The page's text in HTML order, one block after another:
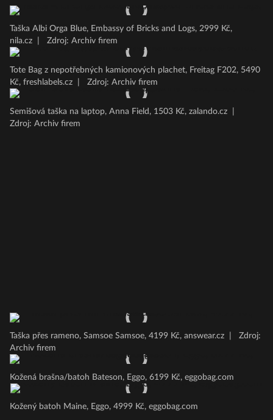
Taška Albi Orga Blue, Embassy of Bricks and Logs, 2999 Kč,
nila.cz
Zdroj: Archiv firem
Tote Bag z nepotřebných kamionových plachet, Freitag F202, 5490
Kč, freshlabels.cz
Zdroj: Archiv firem
Semišová taška na laptop, Anna Field, 1503 Kč, zalando.cz
Zdroj: Archiv firem
Taška přes rameno, Samsoe Samsoe, 4199 Kč, answear.cz
Zdroj:
Archiv firem
Kožená brašna/batoh Bateson, Eggo, 6199 Kč, eggobag.com
Kožený batoh Maine, Eggo, 4999 Kč, eggobag.com